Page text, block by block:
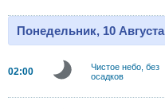
Понедельник, 10 Августа
02:00
Чистое небо, без
осадков